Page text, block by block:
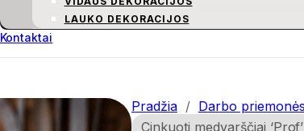
LAUKO DEKORACIJOS
Kontaktai
Pradžia / Darbo priemonės
Cinkuoti medvarščiai